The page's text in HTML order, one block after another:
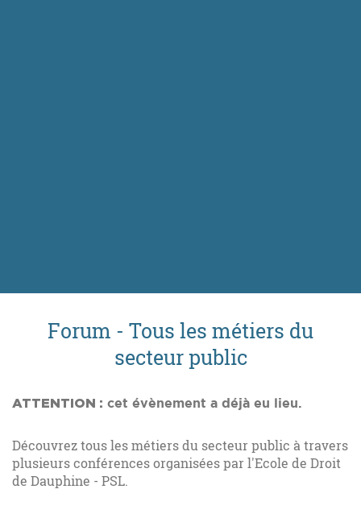
Forum - Tous les métiers du
secteur public
ATTENTION : cet évènement a déjà eu lieu.
Découvrez tous les métiers du secteur public à travers
plusieurs conférences organisées par l'Ecole de Droit
de Dauphine - PSL.